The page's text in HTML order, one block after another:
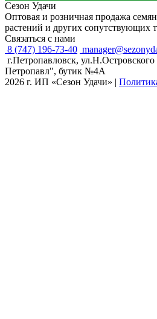
Сезон Удачи
Оптовая и розничная продажа
растений и других сопутствующих
Связаться с нами
8 (747) 196-73-40
г.Петропавловск,
Петропавл", бутик №4A
2026 г. ИП «Сезон Удачи» |